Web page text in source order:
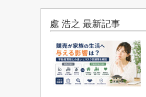
處 浩之 最新記事